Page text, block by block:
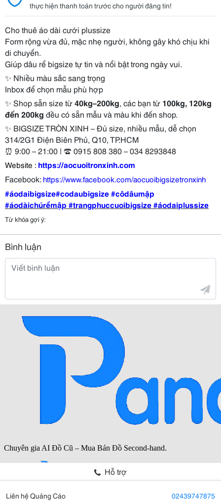
thực hiện thanh toán trước cho người đăng tin!
Cho thuê áo dài cưới plussize
Form rộng vừa đủ, mặc nhẹ người, không gây khó chịu khi
di chuyển.
Giúp dâu rể bigsize tự tin và nổi bật trong ngày vui.
✨ Nhiều màu sắc sang trọng
Inbox để chọn mẫu phù hợp
✨ Shop sẵn size từ40kg–200kg, các bạn từ 100kg, 120kg
đến 200kg đều có sẵn mẫu và màu khi đến shop.
✨ BIGSIZE TRÒN XINH – Đủ size, nhiều mẫu, dễ chọn
314/2G1 Điện Biên Phủ, Q10, TP.HCM
⏰ 9:00 – 21:00 | ☎ 0915 808 380 – 034 8293848
Website : https://aocuoitronxinh.com
Facebook: https://www.facebook.com/aocuoibigsizetronxinh
#áodaibigsize#codaubigsize#côdâumập
#áodàichúrểmập #trangphuccuoibigsize #áodaiplussize
Từ khóa gợi ý:
Bình luận
Hỗ trợ
Liên hệ Quảng Cáo 02439747875